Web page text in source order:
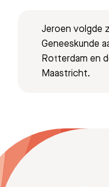
Jeroen volgde
Geneeskunde
Rotterdam en
Maastricht.